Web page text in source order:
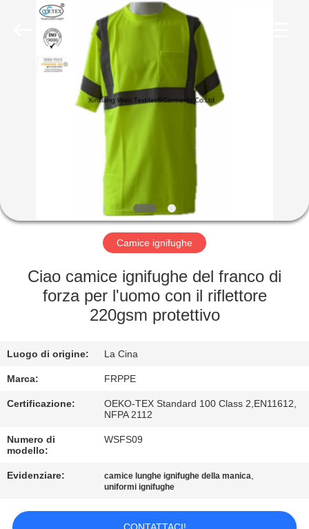
CASA
PRODOTTI
GIRO
FABBRICA
CONTROLLO
QUALITÀ
CONTATTICI
RICHIEDA
UNA
CITAZIONE
Textiles&Garments
Camice ignifughe
Ciao camice ignifughe del franco di
forza per l'uomo con il riflettore
220gsm protettivo
Luogo di origine: La Cina
Marca: FRPPE
Certificazione:
OEKO-TEX Standard 100 Class 2,EN11612,
NFPA 2112
Numero di
modello:
WSFS09
Evidenziare: camice lunghe ignifughe della manica,
uniformi ignifughe